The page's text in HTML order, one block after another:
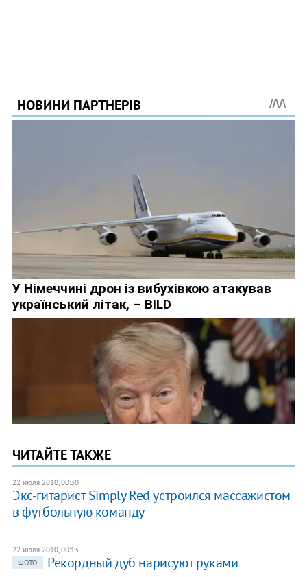
ЧИТАЙТЕ ТАКЖЕ
22 июля 2010, 00:30
Экс-гитарист Simply Red устроился массажистом
в футбольную команду
22 июля 2010, 00:13
ФОТО
Рекордный дуб нарисуют руками